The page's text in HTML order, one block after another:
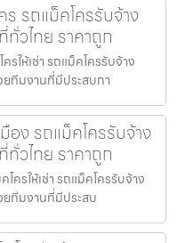
ร รถแม็คโครรับจ้าง
ทั่วไทย ราคาถูก
รให้เช่า รถแม็คโครรับจ้าง
ยทีมงานที่มีประสบกา
อง รถแม็คโครรับจ้าง
ทั่วไทย ราคาถูก
ครให้เช่า รถแม็คโครรับจ้าง
ยทีมงานที่มีประสบ